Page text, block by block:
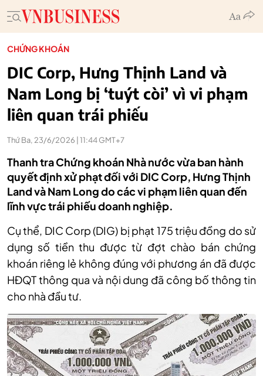
CHỨNG KHOÁN
DIC Corp, Hưng Thịnh Land và
Nam Long bị ‘tuýt còi’ vì vi phạm
liên quan trái phiếu
Thứ Ba, 23/6/2026 | 11:44 GMT+7
Thanh tra Chứng khoán Nhà nước vừa ban hành
quyết định xử phạt đối với DIC Corp, Hưng Thịnh
Land và Nam Long do các vi phạm liên quan đến
lĩnh vực trái phiếu doanh nghiệp.
Cụ thể, DIC Corp (DIG) bị phạt 175 triệu đồng do sử
dụng số tiền thu được từ đợt chào bán chứng
khoán riêng lẻ không đúng với phương án đã được
HĐQT thông qua và nội dung đã công bố thông tin
cho nhà đầu tư.